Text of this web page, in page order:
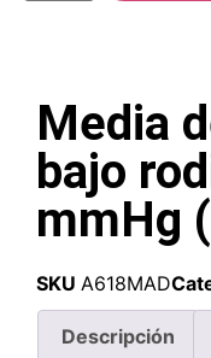
Media
bajo
mmHg
SKU A618MAD
Descripción